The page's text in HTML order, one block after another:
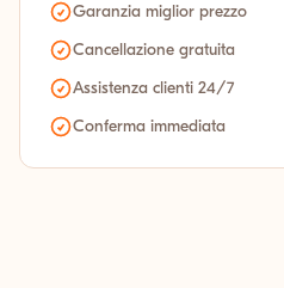
Garanzia miglior prezzo
Cancellazione gratuita
Assistenza clienti 24/7
Conferma immediata